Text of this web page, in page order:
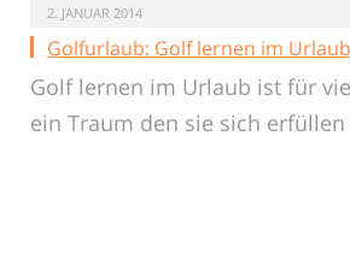
2. JANUAR 2014
Golfurlaub: Golf lernen im Urlaub
Golf lernen im Urlaub ist für
ein Traum den sie sich